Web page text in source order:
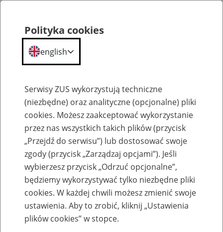
Szkolenia
Zaproś ZUS do siebie - zakładanie profili
eZUS w siedzibie Twojej firmy
Polityka cookies
english
Serwisy ZUS wykorzystują techniczne
(niezbędne) oraz analityczne (opcjonalne) pliki
cookies. Możesz zaakceptować wykorzystanie
przez nas wszystkich takich plików (przycisk
„Przejdź do serwisu”) lub dostosować swoje
zgody (przycisk „Zarządzaj opcjami”). Jeśli
wybierzesz przycisk „Odrzuć opcjonalne”,
będziemy wykorzystywać tylko niezbędne pliki
cookies. W każdej chwili możesz zmienić swoje
ustawienia. Aby to zrobić, kliknij „Ustawienia
plików cookies” w stopce.